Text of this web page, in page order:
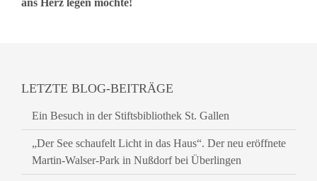
ans Herz legen möchte!
LETZTE BLOG-BEITRÄGE
Ein Besuch in der Stiftsbibliothek St. Gallen
„Der See schaufelt Licht in das Haus“. Der neu eröffnete
Martin-Walser-Park in Nußdorf bei Überlingen